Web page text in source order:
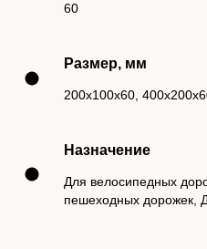
60
Размер, мм
200х100х60,
Назначение
Для велосипедных
пешеходных дорожек,